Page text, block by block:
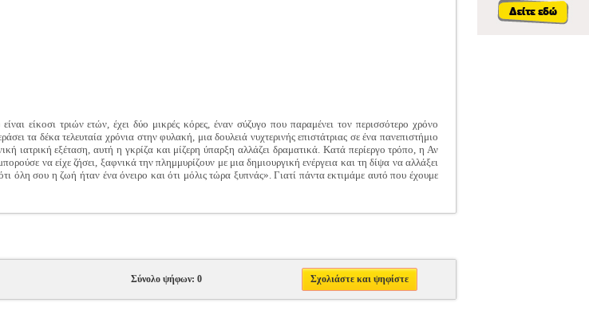
είκοσι τριών ετών, έχει δύο μικρές κόρες, έναν σύζυγο που παραμένει τον περισσότερο χρόνο
τα δέκα τελευταία χρόνια στην φυλακή, μια δουλειά νυχτερινής επιστάτριας σε ένα πανεπιστήμιο
ιατρική εξέταση, αυτή η γκρίζα και μίζερη ύπαρξη αλλάζει δραματικά. Κατά περίεργο τρόπο, η Αν
να είχε ζήσει, ξαφνικά την πλημμυρίζουν με μια δημιουργική ενέργεια και τη δίψα να αλλάξει
όλη σου η ζωή ήταν ένα όνειρο και ότι μόλις τώρα ξυπνάς». Γιατί πάντα εκτιμάμε αυτό που έχουμε
Σύνολο ψήφων: 0 Σχολιάστε και ψηφίστε